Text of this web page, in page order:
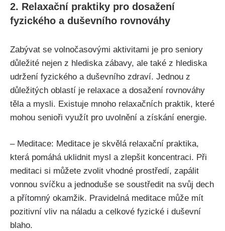
2. Relaxační praktiky pro dosažení
fyzického a duševního rovnováhy
Zabývat se volnočasovými aktivitami je pro seniory
důležité nejen z hlediska zábavy, ale také z hlediska
udržení fyzického a duševního zdraví. Jednou z
důležitých oblastí je relaxace a dosažení rovnováhy
těla a mysli. Existuje mnoho relaxačních praktik, které
mohou senioři využít pro uvolnění a získání energie.
– Meditace: Meditace je skvělá relaxační praktika,
která pomáhá uklidnit mysl a zlepšit koncentraci. Při
meditaci si můžete zvolit vhodné prostředí, zapálit
vonnou svíčku a jednoduše se soustředit na svůj dech
a přítomný okamžik. Pravidelná meditace může mít
pozitivní vliv na náladu a celkové fyzické i duševní
blaho.